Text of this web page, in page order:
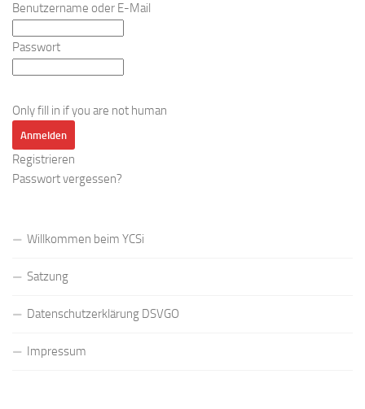
Benutzername oder E-Mail
Passwort
Only fill in if you are not human
Registrieren
Passwort vergessen?
Willkommen beim YCSi
Satzung
Datenschutzerklärung DSVGO
Impressum